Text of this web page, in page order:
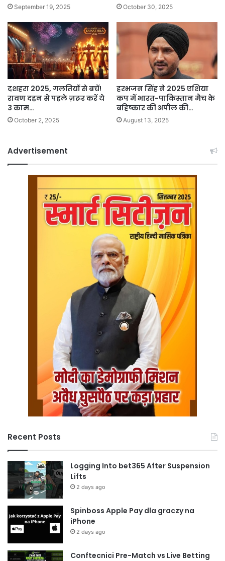
September 19, 2025 October 30, 2025
दशहरा 2025, गलतियों से बचें!
रावण दहन से पहले ज़रूर करें ये
3 काम…
October 2, 2025
हरभजन सिंह ने 2025 एशिया
कप में भारत-पाकिस्तान मैच के
बहिष्कार की अपील की…
August 13, 2025
Advertisement
Recent Posts
Logging Into bet365 After Suspension
Lifts
2 days ago
Spinboss Apple Pay dla graczy na
iPhone
2 days ago
Conftecnici Pre-Match vs Live Betting